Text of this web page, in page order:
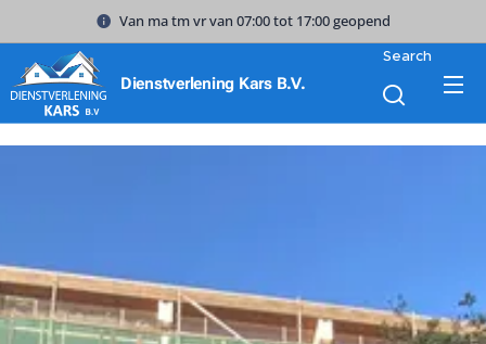
Van ma tm vr van 07:00 tot 17:00 geopend
Dienstverlening Kars B.V.
Search